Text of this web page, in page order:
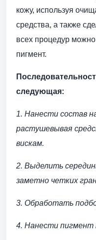
кожу, используя
средства, а также
всех процедур
пигмент.
следующая:
1. Нанести состав
растушевывая
вискам.
2. Выделить
заметно четких
3. Обработать
4. Нанести пигмент